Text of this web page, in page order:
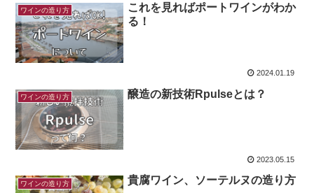
ワインの造り方
これを見ればポートワインがわか
る！
2024.01.19
ワインの造り方 醸造の新技術Rpulseとは？
2023.05.15
ワインの造り方 貴腐ワイン、ソーテルヌの造り方